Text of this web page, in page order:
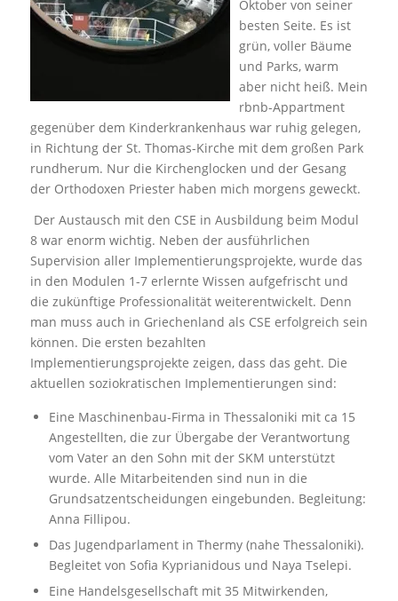
Oktober von seiner
besten Seite. Es ist
grün, voller Bäume
und Parks, warm
aber nicht heiß. Mein
rbnb-Appartment
gegenüber dem Kinderkrankenhaus war ruhig gelegen,
in Richtung der St. Thomas-Kirche mit dem großen Park
rundherum. Nur die Kirchenglocken und der Gesang
der Orthodoxen Priester haben mich morgens geweckt.
Der Austausch mit den CSE in Ausbildung beim Modul
8 war enorm wichtig. Neben der ausführlichen
Supervision aller Implementierungsprojekte, wurde das
in den Modulen 1-7 erlernte Wissen aufgefrischt und
die zukünftige Professionalität weiterentwickelt. Denn
man muss auch in Griechenland als CSE erfolgreich sein
können. Die ersten bezahlten
Implementierungsprojekte zeigen, dass das geht. Die
aktuellen soziokratischen Implementierungen sind:
Eine Maschinenbau-Firma in Thessaloniki mit ca 15
Angestellten, die zur Übergabe der Verantwortung
vom Vater an den Sohn mit der SKM unterstützt
wurde. Alle Mitarbeitenden sind nun in die
Grundsatzentscheidungen eingebunden. Begleitung:
Anna Fillipou.
Das Jugendparlament in Thermy (nahe Thessaloniki).
Begleitet von Sofia Kyprianidous und Naya Tselepi.
Eine Handelsgesellschaft mit 35 Mitwirkenden,